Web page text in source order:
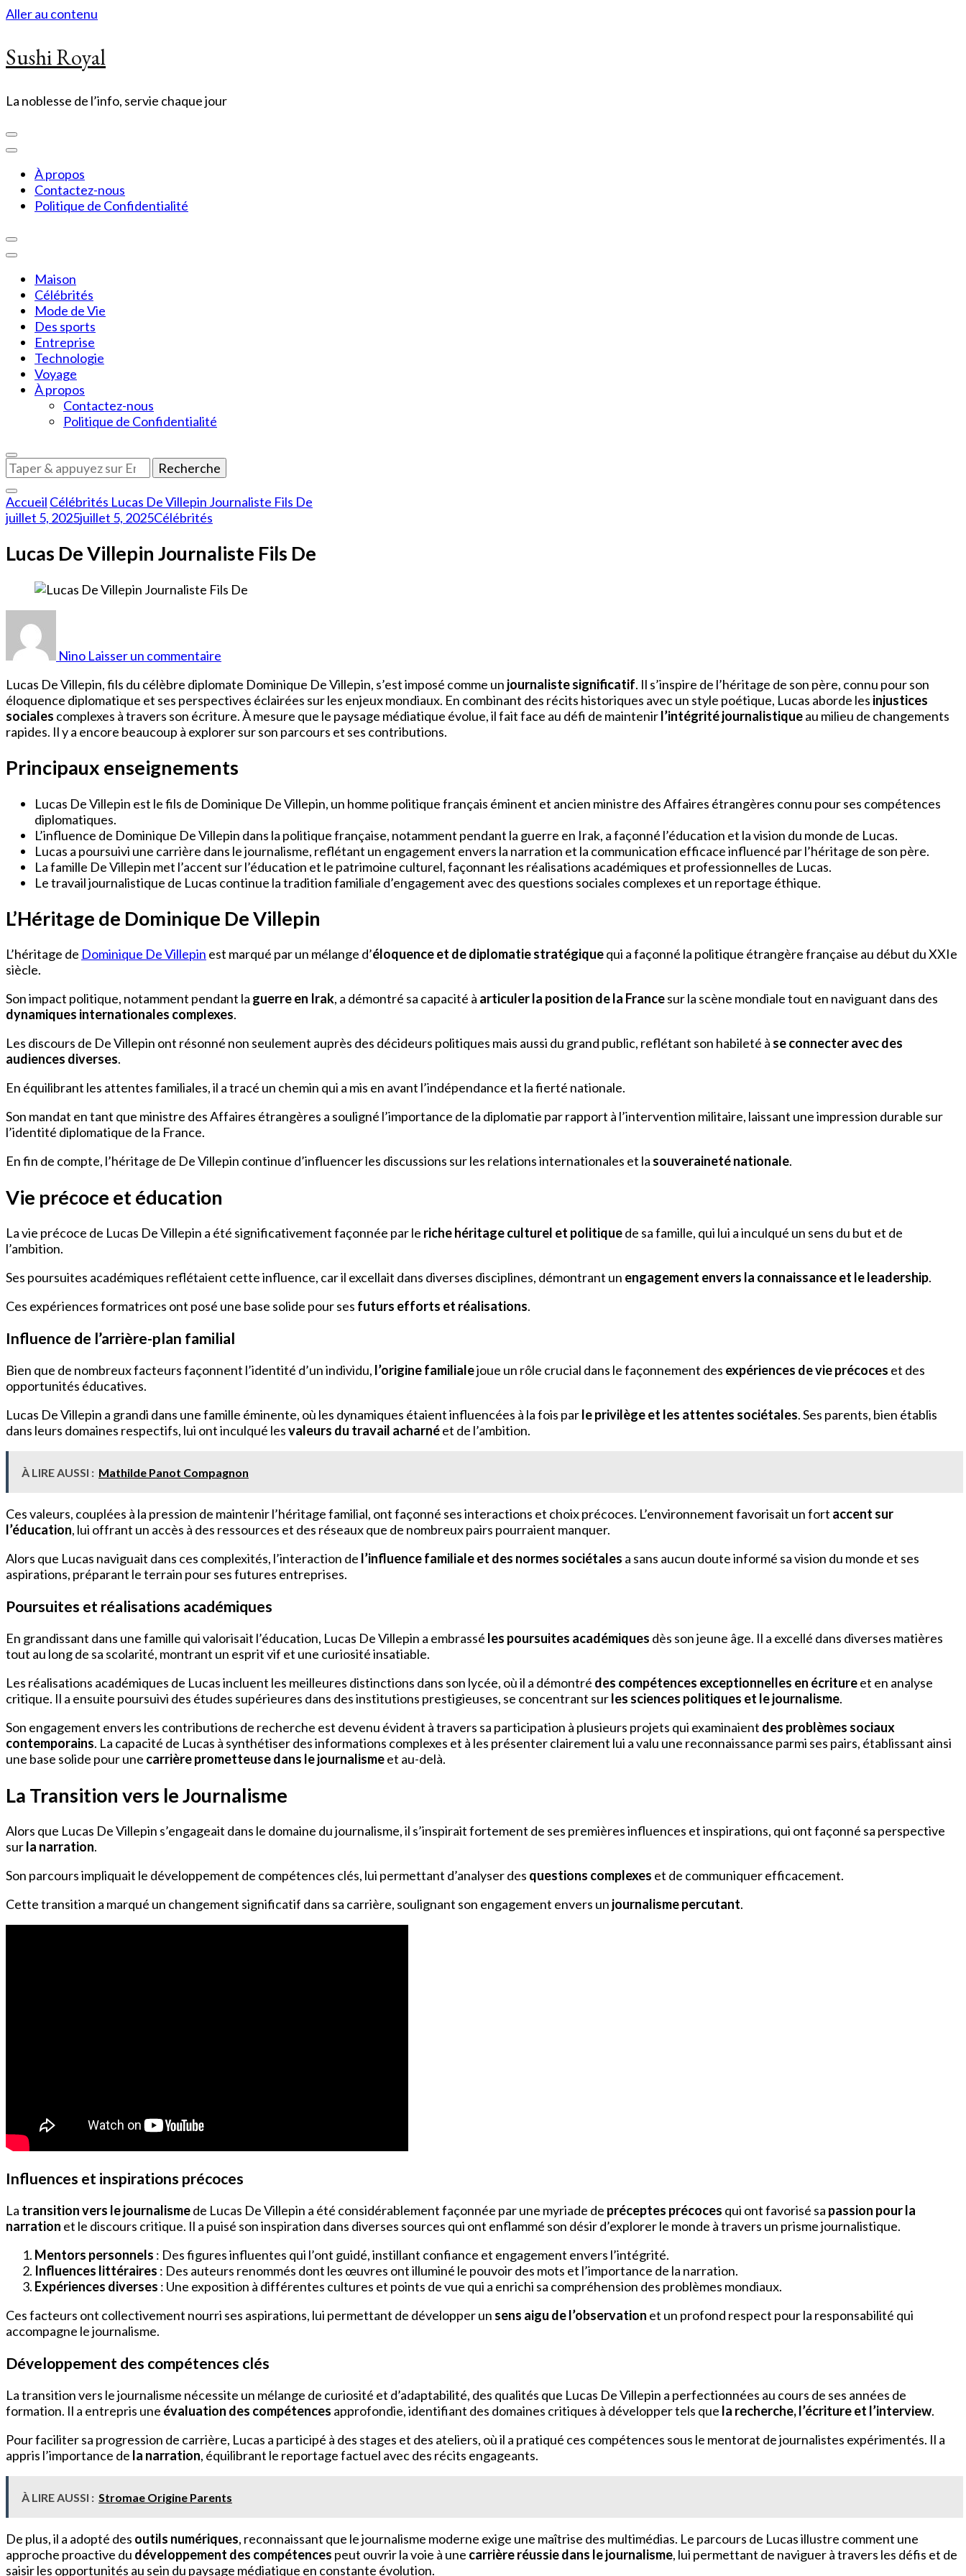
Aller au contenu
Sushi Royal
La noblesse de l’info, servie chaque jour
À propos
Contactez-nous
Politique de Confidentialité
Maison
Célébrités
Mode de Vie
Des sports
Entreprise
Technologie
Voyage
À propos
Contactez-nous
Politique de Confidentialité
Vous
recherchiez
quelque
chose
?
Accueil Célébrités Lucas De Villepin Journaliste Fils De
juillet 5, 2025juillet 5, 2025Célébrités
Lucas De Villepin Journaliste Fils De
Nino Laisser un commentaire
Villepin
Journaliste
Fils
De
Lucas De Villepin, fils du célèbre diplomate Dominique De Villepin, s’est imposé comme un journaliste significatif. Il s’inspire de l’héritage de son père, connu pour son
éloquence diplomatique et ses perspectives éclairées sur les enjeux mondiaux. En combinant des récits historiques avec un style poétique, Lucas aborde les injustices
sociales complexes à travers son écriture. À mesure que le paysage médiatique évolue, il fait face au défi de maintenirl’intégrité journalistiqueau milieu de changements
rapides. Il y a encore beaucoup à explorer sur son parcours et ses contributions.
Principaux enseignements
Lucas De Villepin est le fils de Dominique De Villepin, un homme politique français éminent et ancien ministre des Affaires étrangères connu pour ses compétences
diplomatiques.
L’influence de Dominique De Villepin dans la politique française, notamment pendant la guerre en Irak, a façonné l’éducation et la vision du monde de Lucas.
Lucas a poursuivi une carrière dans le journalisme, reflétant un engagement envers la narration et la communication efficace influencé par l’héritage de son père.
La famille De Villepin met l’accent sur l’éducation et le patrimoine culturel, façonnant les réalisations académiques et professionnelles de Lucas.
Le travail journalistique de Lucas continue la tradition familiale d’engagement avec des questions sociales complexes et un reportage éthique.
L’Héritage de Dominique De Villepin
L’héritage de Dominique De Villepin est marqué par un mélange d’éloquence et de diplomatie stratégiquequi a façonné la politique étrangère française au début du XXIe
siècle.
Son impact politique, notamment pendant la guerre en Irak, a démontré sa capacité à articuler la position de la Francesur la scène mondiale tout en naviguant dans des
dynamiques internationales complexes.
Les discours de De Villepin ont résonné non seulement auprès des décideurs politiques mais aussi du grand public, reflétant son habileté à se connecter avec des
audiences diverses.
En équilibrant les attentes familiales, il a tracé un chemin qui a mis en avant l’indépendance et la fierté nationale.
Son mandat en tant que ministre des Affaires étrangères a souligné l’importance de la diplomatie par rapport à l’intervention militaire, laissant une impression durable sur
l’identité diplomatique de la France.
En fin de compte, l’héritage de De Villepin continue d’influencer les discussions sur les relations internationales et la souveraineté nationale.
Vie précoce et éducation
La vie précoce de Lucas De Villepin a été significativement façonnée par le riche héritage culturel et politiquede sa famille, qui lui a inculqué un sens du but et de
l’ambition.
Ses poursuites académiques reflétaient cette influence, car il excellait dans diverses disciplines, démontrant un engagement envers la connaissance et le leadership.
Ces expériences formatrices ont posé une base solide pour ses futurs efforts et réalisations.
Influence de l’arrière-plan familial
Bien que de nombreux facteurs façonnent l’identité d’un individu, l’origine familialejoue un rôle crucial dans le façonnement des expériences de vie précoces et des
opportunités éducatives.
Lucas De Villepin a grandi dans une famille éminente, où les dynamiques étaient influencées à la fois parle privilège et les attentes sociétales. Ses parents, bien établis
dans leurs domaines respectifs, lui ont inculqué lesvaleurs du travail acharnéet de l’ambition.
À LIRE AUSSI : Mathilde Panot Compagnon
Ces valeurs, couplées à la pression de maintenir l’héritage familial, ont façonné ses interactions et choix précoces. L’environnement favorisait un fort accent sur
l’éducation, lui offrant un accès à des ressources et des réseaux que de nombreux pairs pourraient manquer.
Alors que Lucas naviguait dans ces complexités, l’interaction de l’influence familiale et des normes sociétales a sans aucun doute informé sa vision du monde et ses
aspirations, préparant le terrain pour ses futures entreprises.
Poursuites et réalisations académiques
En grandissant dans une famille qui valorisait l’éducation, Lucas De Villepin a embrassé les poursuites académiques dès son jeune âge. Il a excellé dans diverses matières
tout au long de sa scolarité, montrant un esprit vif et une curiosité insatiable.
Les réalisations académiques de Lucas incluent les meilleures distinctions dans son lycée, où il a démontré des compétences exceptionnelles en écritureet en analyse
critique. Il a ensuite poursuivi des études supérieures dans des institutions prestigieuses, se concentrant surles sciences politiques et le journalisme.
Son engagement envers les contributions de recherche est devenu évident à travers sa participation à plusieurs projets qui examinaient des problèmes sociaux
contemporains. La capacité de Lucas à synthétiser des informations complexes et à les présenter clairement lui a valu une reconnaissance parmi ses pairs, établissant ainsi
une base solide pour une carrière prometteuse dans le journalismeet au-delà.
La Transition vers le Journalisme
Alors que Lucas De Villepin s’engageait dans le domaine du journalisme, il s’inspirait fortement de ses premières influences et inspirations, qui ont façonné sa perspective
surla narration.
Son parcours impliquait le développement de compétences clés, lui permettant d’analyser des questions complexes et de communiquer efficacement.
Cette transition a marqué un changement significatif dans sa carrière, soulignant son engagement envers un journalisme percutant.
Influences et inspirations précoces
La transition vers le journalismede Lucas De Villepin a été considérablement façonnée par une myriade de préceptes précoces qui ont favorisé sa passion pour la
narration et le discours critique. Il a puisé son inspiration dans diverses sources qui ont enflammé son désir d’explorer le monde à travers un prisme journalistique.
Mentors personnels : Des figures influentes qui l’ont guidé, instillant confiance et engagement envers l’intégrité.
Influences littéraires : Des auteurs renommés dont les œuvres ont illuminé le pouvoir des mots et l’importance de la narration.
Expériences diverses : Une exposition à différentes cultures et points de vue qui a enrichi sa compréhension des problèmes mondiaux.
Ces facteurs ont collectivement nourri ses aspirations, lui permettant de développer un sens aigu de l’observation et un profond respect pour la responsabilité qui
accompagne le journalisme.
Développement des compétences clés
La transition vers le journalisme nécessite un mélange de curiosité et d’adaptabilité, des qualités que Lucas De Villepin a perfectionnées au cours de ses années de
formation. Il a entrepris une évaluation des compétences approfondie, identifiant des domaines critiques à développer tels que la recherche, l’écriture et l’interview.
Pour faciliter sa progression de carrière, Lucas a participé à des stages et des ateliers, où il a pratiqué ces compétences sous le mentorat de journalistes expérimentés. Il a
appris l’importance de la narration, équilibrant le reportage factuel avec des récits engageants.
À LIRE AUSSI : Stromae Origine Parents
De plus, il a adopté des outils numériques, reconnaissant que le journalisme moderne exige une maîtrise des multimédias. Le parcours de Lucas illustre comment une
approche proactive du développement des compétences peut ouvrir la voie à une carrière réussie dans le journalisme, lui permettant de naviguer à travers les défis et de
saisir les opportunités au sein du paysage médiatique en constante évolution.